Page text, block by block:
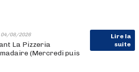
04/08/2026
Lire la
suite
La Pizzeria
(Mercredi puis